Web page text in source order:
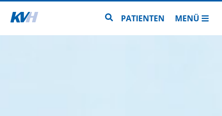
Zur Startseite Zur Seitensuche
PATIENTEN MENÜ